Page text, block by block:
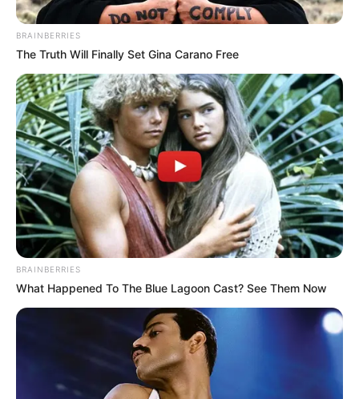
BRAINBERRIES
The Truth Will Finally Set Gina Carano Free
BRAINBERRIES
What Happened To The Blue Lagoon Cast? See Them Now